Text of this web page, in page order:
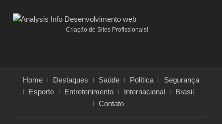
Criação de Sites Profissionais!
Home Destaques Saúde Política
Segurança
Esporte
Entretenimento Internacional
Brasil
Contato